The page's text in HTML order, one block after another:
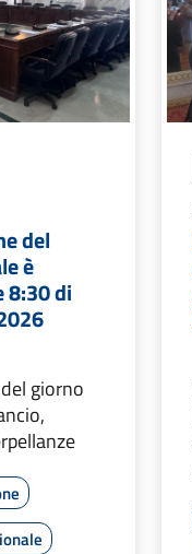
del
è
8:30 di
giorno